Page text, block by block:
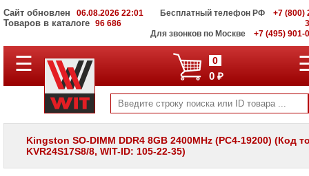
Сайт обновлен 06.08.2026 22:01
Товаров в каталоге 96 686
Бесплатный телефон РФ
+7 (800)
Для звонков по Москве
+7 (495) 901-
ПОЛНЫЙ
КАТАЛОГ
Корпоративные
серверы
WIT
хранения
☰ 0
0 ₽
Kingston SO-DIMM DDR4 8GB 2400MHz (PC4-19200) (Код
KVR24S17S8/8, WIT-ID: 105-22-35)